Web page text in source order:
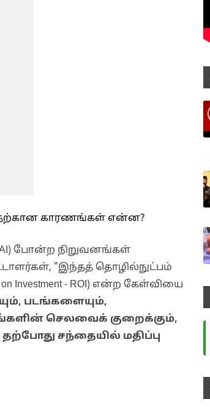
அதற்கான காரணங்கள் என்ன?
போன்ற நிறுவனங்கள்
"இந்தத் தொழில்நுட்பம்
Investment - ROI) என்ற கேள்வியை
படங்களையும்,
செலவைக் குறைக்கும்,
சந்தையில் மதிப்பு